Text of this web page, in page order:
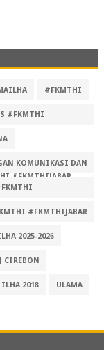
#FKMTHI
#FKMTHI
KOMUNIKASI DAN
#FKMTHIJABAR
#FKMTHIJABAR
2025-2026
CIREBON
ILHA 2018 ULAMA